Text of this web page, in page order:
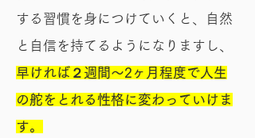
する習慣を身につけていくと、自然
と自信を持てるようになりますし、
早ければ２週間〜2ヶ月程度で人生
の舵をとれる性格に変わっていけま
す。